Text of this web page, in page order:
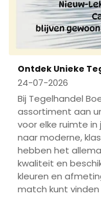
Ontdek Unieke
24-07-2026
Bij Tegelhandel
assortiment aan
voor elke ruimte in
naar moderne,
hebben het
kwaliteit en
kleuren en
match kunt vinden